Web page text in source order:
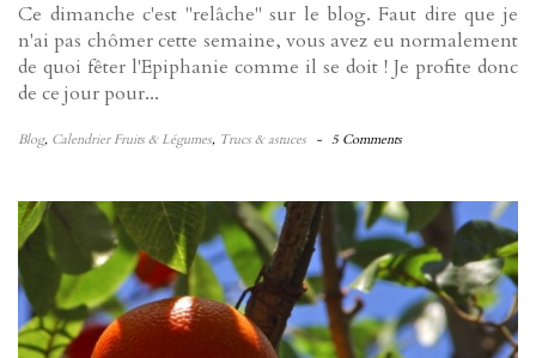
Ce dimanche c'est "relâche" sur le blog. Faut dire que je
n'ai pas chômer cette semaine, vous avez eu normalement
de quoi fêter l'Epiphanie comme il se doit ! Je profite donc
de ce jour pour...
Blog, Calendrier Fruits & Légumes, Trucs & astuces - 5 Comments